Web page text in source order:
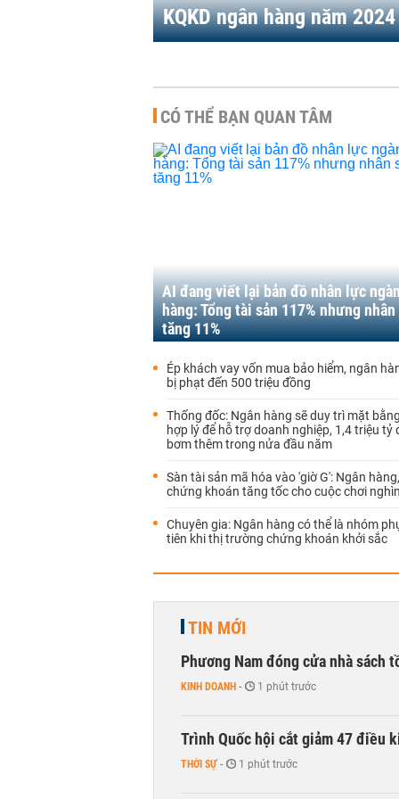
KQKD ngân hàng năm 2024
CÓ THỂ BẠN QUAN TÂM
AI đang viết lại bản đồ nhân lực
hàng: Tổng tài sản 117% nhưng
tăng 11%
Ép khách vay vốn mua bảo hiểm, ngân
bị phạt đến 500 triệu đồng
Thống đốc: Ngân hàng sẽ duy trì mặt
hợp lý để hỗ trợ doanh nghiệp, 1,4 triệu tỷ
bơm thêm trong nửa đầu năm
Sàn tài sản mã hóa vào 'giờ G': Ngân
chứng khoán tăng tốc cho cuộc chơi
Chuyên gia: Ngân hàng có thể là nhóm
tiên khi thị trường chứng khoán khởi sắc
TIN MỚI
Phương Nam đóng cửa nhà sách
KINH DOANH - 1 phút trước
Trình Quốc hội cắt giảm 47 điều
THỜI SỰ - 1 phút trước